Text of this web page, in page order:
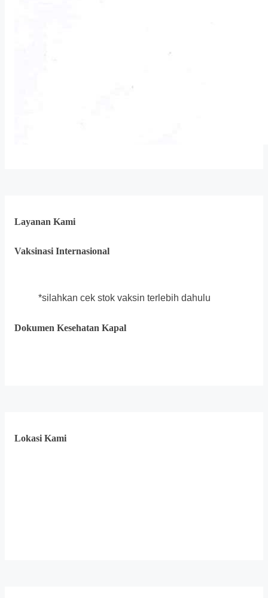
Layanan Kami
Vaksinasi Internasional
*silahkan cek stok vaksin terlebih dahulu
Dokumen Kesehatan Kapal
Lokasi Kami